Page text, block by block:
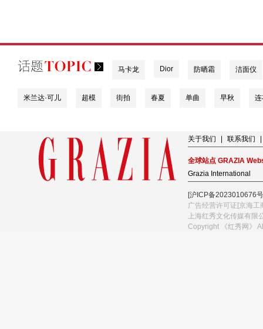
马卡龙 Dior 防晒霜 洁面仪
米兰达·可儿 超模 街拍 春夏 单曲 早秋
关于我们 联系我们
全球站点 GRAZIA
Grazia International
[沪ICP备2023010676
广告经营许可证[京海
上海红秀文化传媒有限
Copyright 《红秀网》